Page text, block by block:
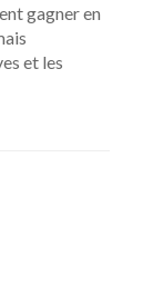
gagner en
et les